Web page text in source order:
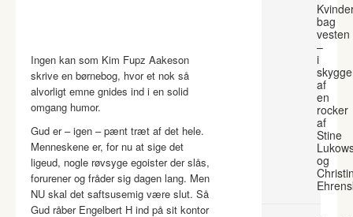
Ingen kan som Kim Fupz Aakeson
skrive en børnebog, hvor et nok så
alvorligt emne gnides ind i en solid
omgang humor.
Gud er – igen – pænt træt af det hele.
Menneskene er, for nu at sige det
ligeud, nogle røvsyge egoister der slås,
forurener og fråder sig dagen lang. Men
NU skal det saftsusemig være slut. Så
Gud råber Engelbert H ind på sit kontor
bag
vesten
–
i
af
en
rocker
af
Stine
og